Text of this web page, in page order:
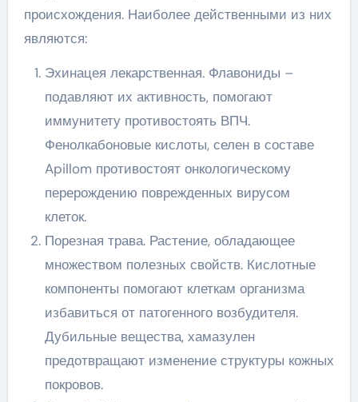
происхождения. Наиболее действенными из них
являются:
Эхинацея лекарственная. Флавониды –
подавляют их активность, помогают
иммунитету противостоять ВПЧ.
Фенолкабоновые кислоты, селен в составе
Apillom противостоят онкологическому
перерождению поврежденных вирусом
клеток.
Порезная трава. Растение, обладающее
множеством полезных свойств. Кислотные
компоненты помогают клеткам организма
избавиться от патогенного возбудителя.
Дубильные вещества, хамазулен
предотвращают изменение структуры кожных
покровов.